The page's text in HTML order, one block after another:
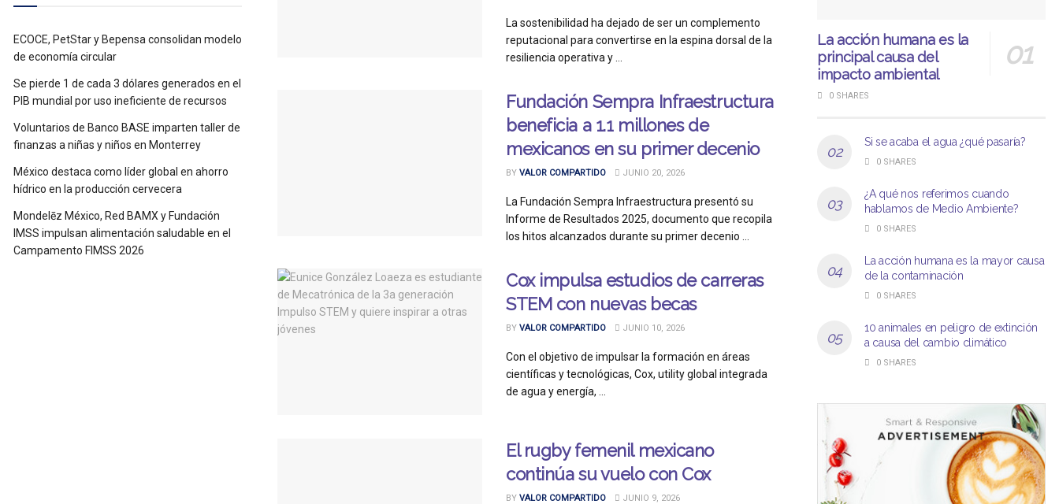
La sostenibilidad ha dejado de ser un complemento
reputacional para convertirse en la espina dorsal de la
resiliencia operativa y ...
Fundación Sempra Infraestructura
beneficia a 1.1 millones de
mexicanos en su primer decenio
BY VALOR COMPARTIDO JUNIO 20, 2026
La Fundación Sempra Infraestructura presentó su
Informe de Resultados 2025, documento que recopila
los hitos alcanzados durante su primer decenio ...
Cox impulsa estudios de carreras
STEM con nuevas becas
BY VALOR COMPARTIDO JUNIO 10, 2026
Con el objetivo de impulsar la formación en áreas
científicas y tecnológicas, Cox, utility global integrada
de agua y energía, ...
El rugby femenil mexicano
continúa su vuelo con Cox
BY VALOR COMPARTIDO JUNIO 9, 2026
ECOCE, PetStar y Bepensa consolidan modelo
de economía circular
Se pierde 1 de cada 3 dólares generados en el
PIB mundial por uso ineficiente de recursos
Voluntarios de Banco BASE imparten taller de
finanzas a niñas y niños en Monterrey
México destaca como líder global en ahorro
hídrico en la producción cervecera
Mondelēz México, Red BAMX y Fundación
IMSS impulsan alimentación saludable en el
Campamento FIMSS 2026
La acción humana es la
principal causa del
impacto ambiental
0 SHARES
Si se acaba el agua ¿qué pasaría?
0 SHARES
¿A qué nos referimos cuando
hablamos de Medio Ambiente?
0 SHARES
La acción humana es la mayor causa
de la contaminación
0 SHARES
10 animales en peligro de extinción
a causa del cambio climático
0 SHARES